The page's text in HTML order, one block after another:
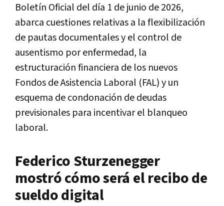
Boletín Oficial del día 1 de junio de 2026,
abarca cuestiones relativas a la flexibilización
de pautas documentales y el control de
ausentismo por enfermedad, la
estructuración financiera de los nuevos
Fondos de Asistencia Laboral (FAL) y un
esquema de condonación de deudas
previsionales para incentivar el blanqueo
laboral.
Federico Sturzenegger
mostró cómo será el recibo de
sueldo digital